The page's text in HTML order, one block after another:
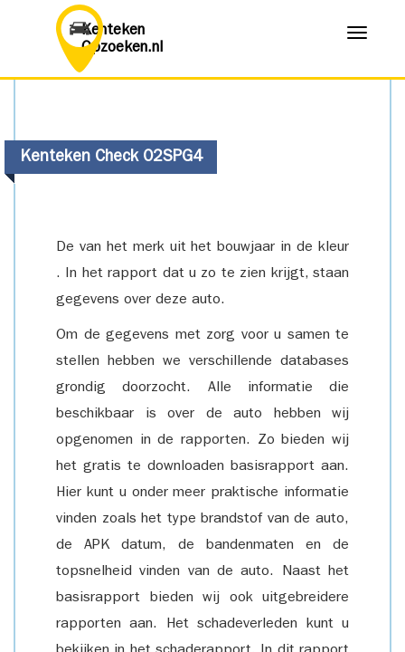
Kenteken
Opzoeken.nl
Menu
Kenteken Check 02SPG4
De van het merk uit het bouwjaar in de kleur
. In het rapport dat u zo te zien krijgt, staan
gegevens over deze auto.
Om de gegevens met zorg voor u samen te
stellen hebben we verschillende databases
grondig doorzocht. Alle informatie die
beschikbaar is over de auto hebben wij
opgenomen in de rapporten. Zo bieden wij
het gratis te downloaden basisrapport aan.
Hier kunt u onder meer praktische informatie
vinden zoals het type brandstof van de auto,
de APK datum, de bandenmaten en de
topsnelheid vinden van de auto. Naast het
basisrapport bieden wij ook uitgebreidere
rapporten aan. Het schadeverleden kunt u